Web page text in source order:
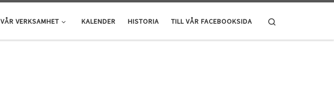
VÅR VERKSAMHET KALENDER HISTORIA TILL VÅR FACEBOOKSIDA